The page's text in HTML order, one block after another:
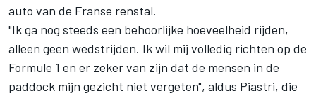
auto van de Franse renstal.
"Ik ga nog steeds een behoorlijke hoeveelheid rijden,
alleen geen wedstrijden. Ik wil mij volledig richten op de
Formule 1 en er zeker van zijn dat de mensen in de
paddock mijn gezicht niet vergeten", aldus Piastri, die